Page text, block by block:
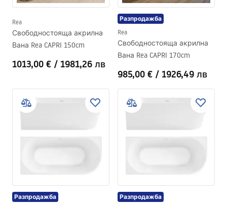
Rea
Свободностояща акрилна
Вана Rea CAPRI 150cm
1013,00 € / 1981,26 лв
Разпродажба
Rea
Свободностояща акрилна
Вана Rea CAPRI 170cm
985,00 € / 1926,49 лв
Разпродажба Разпродажба